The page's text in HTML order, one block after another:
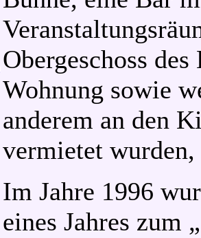
Obergeschoss
Wohnung sowie
anderem an den
vermietet
Im Jahre 1996
eines Jahres zum